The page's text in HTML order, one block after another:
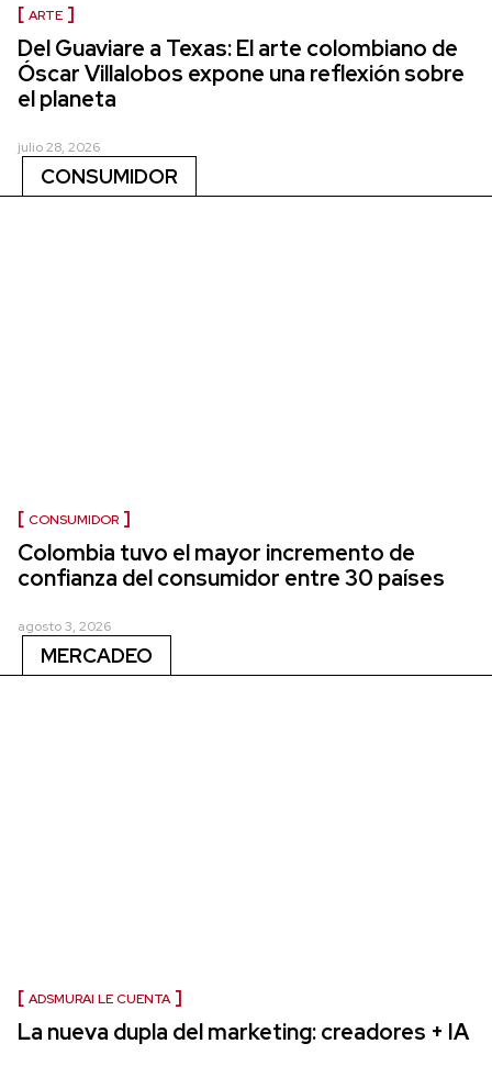
ARTE
Del Guaviare a Texas: El arte colombiano de
Óscar Villalobos expone una reflexión sobre
el planeta
julio 28, 2026
CONSUMIDOR
CONSUMIDOR
Colombia tuvo el mayor incremento de
confianza del consumidor entre 30 países
agosto 3, 2026
MERCADEO
ADSMURAI LE CUENTA
La nueva dupla del marketing: creadores + IA